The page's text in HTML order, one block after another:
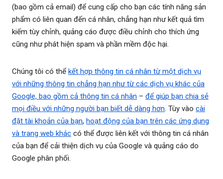
(bao gồm cả email) để cung cấp cho bạn các tính năng sản
phẩm có liên quan đến cá nhân, chẳng hạn như kết quả tìm
kiếm tùy chỉnh, quảng cáo được điều chỉnh cho thích ứng
cũng như phát hiện spam và phần mềm độc hại.
Chúng tôi có thể kết hợp thông tin cá nhân từ một dịch vụ
với những thông tin chẳng hạn như từ các dịch vụ khác của
Google, bao gồm cả thông tin cá nhân – để giúp bạn chia sẻ
mọi điều với những người bạn biết dễ dàng hơn. Tùy vào cài
đặt tài khoản của bạn, hoạt động của bạn trên các ứng dụng
và trang web khác có thể được liên kết với thông tin cá nhân
của bạn để cải thiện dịch vụ của Google và quảng cáo do
Google phân phối.